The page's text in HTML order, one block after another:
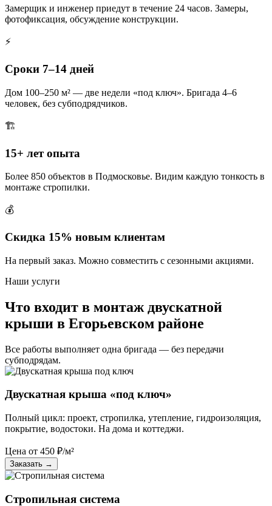
Замерщик и инженер приедут в течение 24 часов. Замеры,
фотофиксация, обсуждение конструкции.
⚡
Сроки 7–14 дней
Дом 100–250 м² — две недели «под ключ». Бригада 4–6
человек, без субподрядчиков.
🏗️
15+ лет опыта
Более 850 объектов в Подмосковье. Видим каждую тонкость в
монтаже стропилки.
💰
Скидка 15% новым клиентам
На первый заказ. Можно совместить с сезонными акциями.
Наши услуги
Что входит в монтаж двускатной
крыши в Егорьевском районе
Все работы выполняет одна бригада — без передачи
субподрядам.
Двускатная крыша «под ключ»
Полный цикл: проект, стропилка, утепление, гидроизоляция,
покрытие, водостоки. На дома и коттеджи.
Цена от 450 ₽/м²
Заказать →
Стропильная система